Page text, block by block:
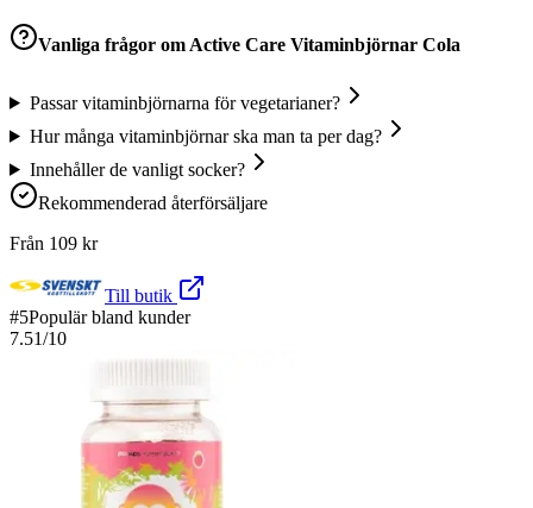
Vanliga frågor om Active Care Vitaminbjörnar Cola
Passar vitaminbjörnarna för vegetarianer?
Hur många vitaminbjörnar ska man ta per dag?
Innehåller de vanligt socker?
Rekommenderad återförsäljare
Från 109 kr
Till butik
#5Populär bland kunder
7.51/10